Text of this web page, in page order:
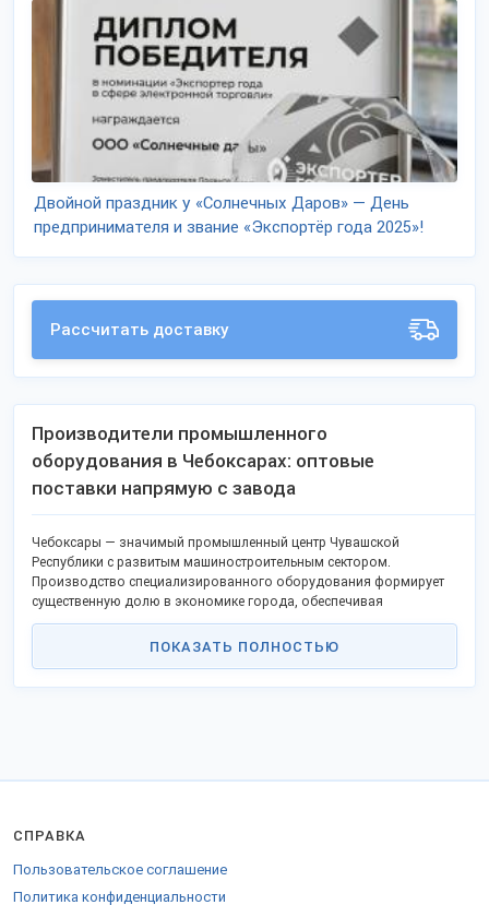
Двойной праздник у «Солнечных Даров» — День
предпринимателя и звание «Экспортёр года 2025»!
Рассчитать доставку
Производители промышленного
оборудования в Чебоксарах: оптовые
поставки напрямую с завода
Чебоксары — значимый промышленный центр Чувашской
Республики с развитым машиностроительным сектором.
Производство специализированного оборудования формирует
существенную долю в экономике города, обеспечивая
потребности строительства, энергетики и промышленных
предприятий по всей России. Прямое сотрудничество с местными
оборудование, блоки ручного управления (БРУ),
АО "ЭЛАРА"
расходомеры РУС-1, системы автоматизации технологических
процессов. Использует микропроцессорные технологии.
ПОКАЗАТЬ ПОЛНОСТЬЮ
СПРАВКА
Пользовательское соглашение
Политика конфиденциальности